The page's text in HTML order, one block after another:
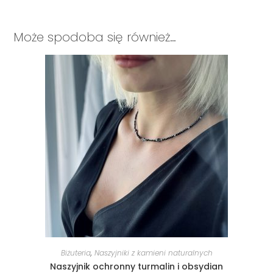
Może spodoba się również…
DODAJ DO KOSZYKA
Biżuteria, Naszyjniki z kamieni naturalnych
Naszyjnik ochronny turmalin i obsydian